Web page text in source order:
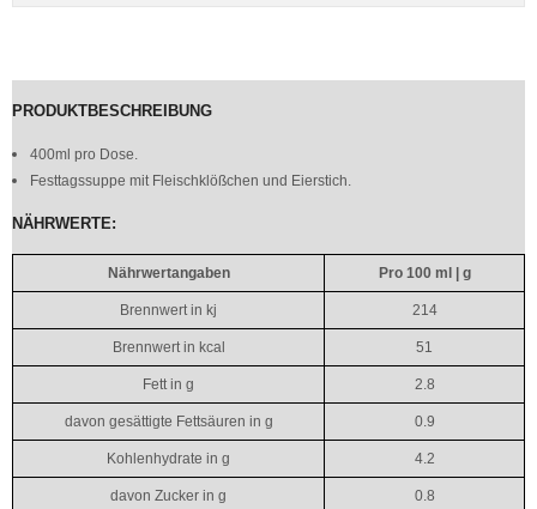
PRODUKTBESCHREIBUNG
400ml pro Dose.
Festtagssuppe mit Fleischklößchen und Eierstich.
NÄHRWERTE:
Nährwertangaben Pro 100 ml | g
Brennwert in kj 214
Brennwert in kcal 51
Fett in g 2.8
davon gesättigte Fettsäuren in g 0.9
Kohlenhydrate in g 4.2
davon Zucker in g 0.8